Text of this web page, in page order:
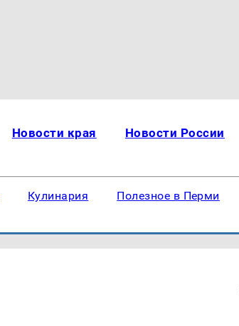
Новости края Новости России
Кулинария Полезное в Перми